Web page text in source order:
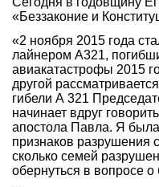
«Беззаконие и
«2 ноября 2015 года
лайнером А321,
авиакатастрофы 2015
другой
гибели А 321
начинает вдруг
апостола Павла. Я
признаков разрушения
сколько семей
обернуться в вопросе о